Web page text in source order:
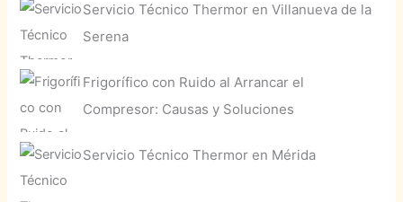
Servicio Técnico Thermor en Villanueva de la
Serena
Frigorífico con Ruido al Arrancar el
Compresor: Causas y Soluciones
Servicio Técnico Thermor en Mérida